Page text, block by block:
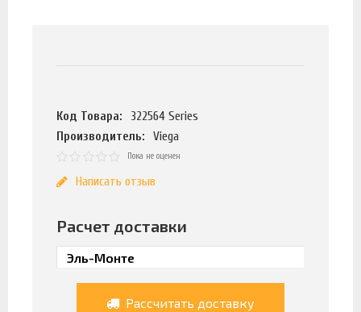
Код Товара:
322564 Series
Производитель:
Viega
Пока не оценен
Написать отзыв
Расчет доставки
Рассчитать доставку